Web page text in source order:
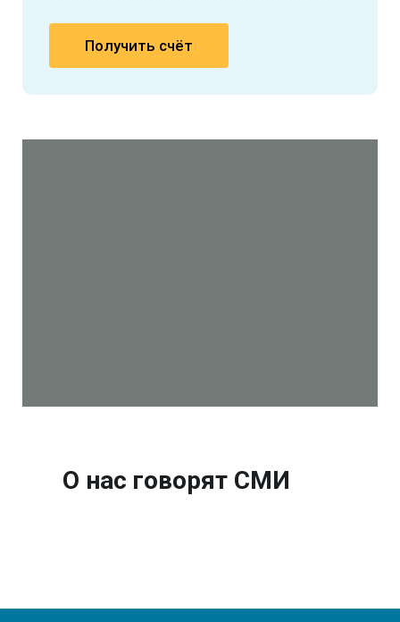
Получить счёт
О нас говорят СМИ